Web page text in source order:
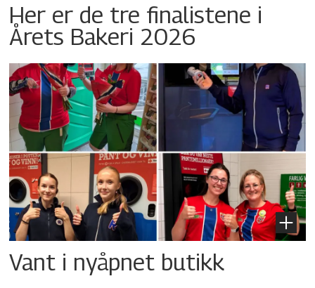
Her er de tre finalistene i
Årets Bakeri 2026
Vant i nyåpnet butikk